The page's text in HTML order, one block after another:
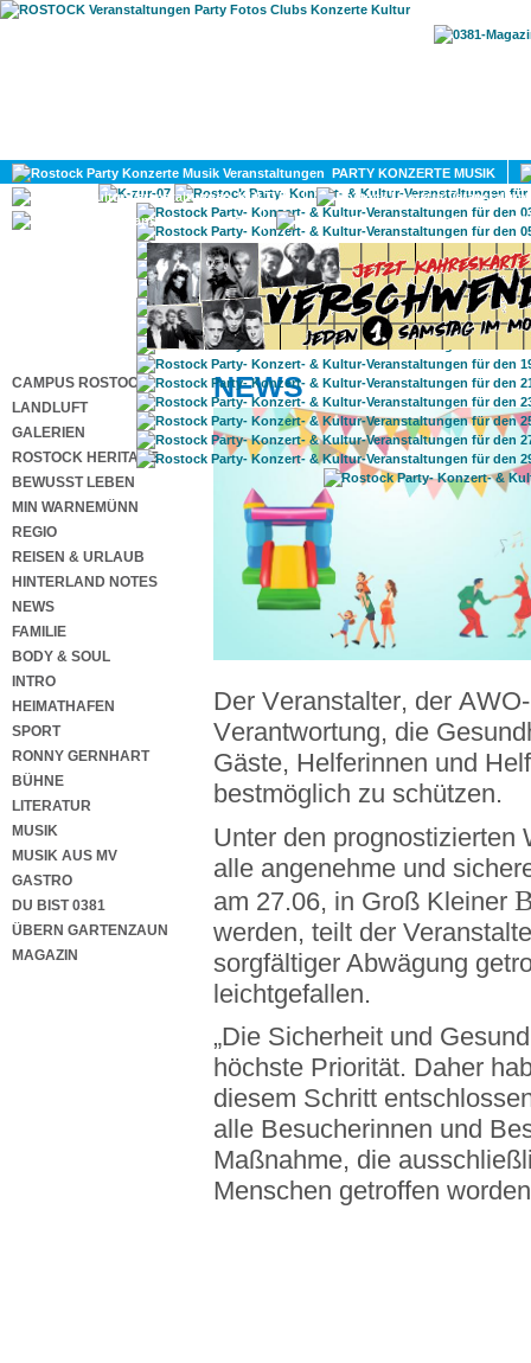
PARTY KONZERTE MUSIK
KULTUR
GAY
CAMPUS ROSTOCK
LANDLUFT
GALERIEN
ROSTOCK HERITAGE
BEWUSST LEBEN
MIN WARNEMÜNN
REGIO
REISEN & URLAUB
HINTERLAND NOTES
NEWS
FAMILIE
BODY & SOUL
INTRO
HEIMATHAFEN
SPORT
RONNY GERNHART
BÜHNE
LITERATUR
MUSIK
MUSIK AUS MV
GASTRO
DU BIST 0381
ÜBERN GARTENZAUN
MAGAZIN
NEWS
Der Veranstalter, der
Verantwortung, die
Gäste, Helferinnen und
bestmöglich zu schützen.
Unter den prognostizierten
alle angenehme und
am 27.06, in Groß Kleiner
werden, teilt der
sorgfältiger Abwägung
leichtgefallen.
„Die Sicherheit und
höchste Priorität. Daher
diesem Schritt
alle Besucherinnen und
Maßnahme, die
Menschen getroffen